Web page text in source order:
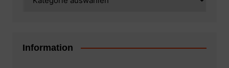
Information